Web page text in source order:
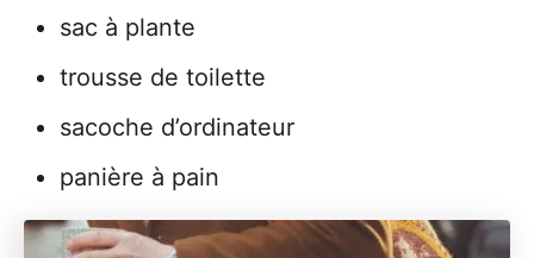
sac à plante
trousse de toilette
sacoche d’ordinateur
panière à pain